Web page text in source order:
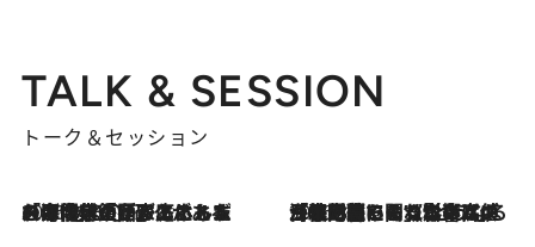
TALK & SESSION
トーク＆セッション
2026.8.3
「今後値上げがあるとすれば…」「リスクがあるのは今年の冬」エネルギー専門家が語る、ホルムズ海峡封鎖が家庭にもたらす“ある心配” 2026.8.3
「住宅建てられない…」「サーチャージ料の高値が続いている」ホルムズ海峡封鎖による影響はいつまで続く？《エネルギー専門家に聞く“どうなる日本の暮らし”》